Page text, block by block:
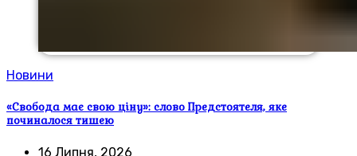
Новини
«Свобода має свою ціну»: слово Предстоятеля, яке
починалося тишею
16 Липня, 2026